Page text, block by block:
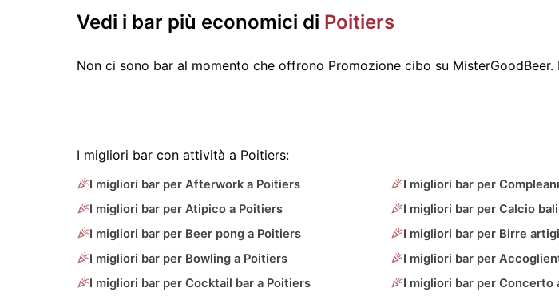
Vedi i bar più economici di Poitiers
Non ci sono bar al momento che offrono Promozione cibo su
I migliori bar con attività a Poitiers:
I migliori bar per Afterwork a Poitiers I migliori bar per
I migliori bar per Atipico a Poitiers
I migliori bar per Calcio
I migliori bar per Beer pong a Poitiers
I migliori bar per Birre
I migliori bar per Bowling a Poitiers
I migliori bar per
I migliori bar per Cocktail bar a Poitiers
I migliori bar per Concerto